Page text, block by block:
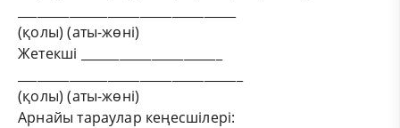
(қолы) (аты-жөні)
Жетекші ______________________
(қолы) (аты-жөні)
Арнайы тараулар кеңесшілері: